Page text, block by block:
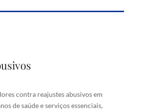
contra reajustes abusivos em
de saúde e serviços essenciais,
Abusivos
como planos de saúde e serviços
equilíbrio e justiça nos valores
cobrados.